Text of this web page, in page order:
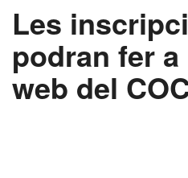
Les
podran fer
web del